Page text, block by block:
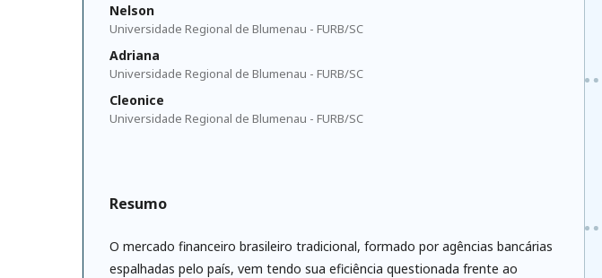
Nelson
Universidade Regional de Blumenau - FURB/SC
Adriana
Universidade Regional de Blumenau - FURB/SC
Cleonice
Universidade Regional de Blumenau - FURB/SC
Resumo
O mercado financeiro brasileiro tradicional, formado por agências bancárias
espalhadas pelo país, vem tendo sua eficiência questionada frente ao